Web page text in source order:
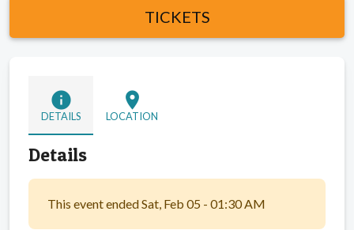
TICKETS
info
DETAILS
location_on
LOCATION
Details
This event ended Sat, Feb 05 - 01:30 AM